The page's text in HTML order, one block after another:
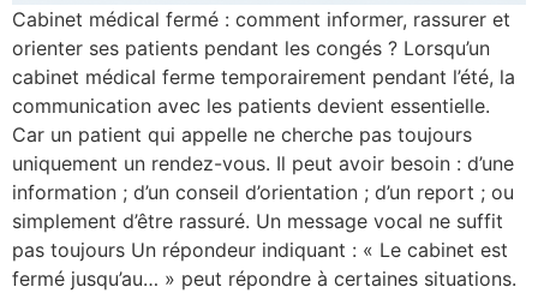
Cabinet médical fermé : comment informer, rassurer et
orienter ses patients pendant les congés ? Lorsqu’un
cabinet médical ferme temporairement pendant l’été, la
communication avec les patients devient essentielle.
Car un patient qui appelle ne cherche pas toujours
uniquement un rendez-vous. Il peut avoir besoin : d’une
information ; d’un conseil d’orientation ; d’un report ; ou
simplement d’être rassuré. Un message vocal ne suffit
pas toujours Un répondeur indiquant : « Le cabinet est
fermé jusqu’au… » peut répondre à certaines situations.